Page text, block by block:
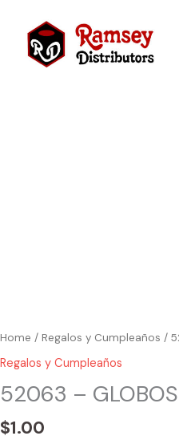
content
Home / Regalos y Cumpleaños /
Regalos y Cumpleaños
52063 – GLOBOS
$1.00